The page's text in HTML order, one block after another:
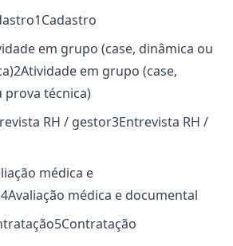
1Cadastro
em grupo (case, dinâmica ou
2Atividade em grupo (case,
prova técnica)
RH / gestor3Entrevista RH /
médica e
4Avaliação médica e documental
5Contratação